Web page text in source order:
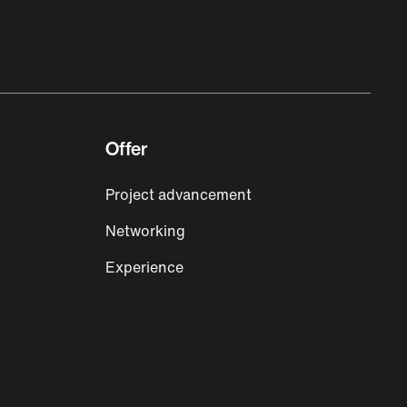
Offer
Project advancement
Networking
Experience